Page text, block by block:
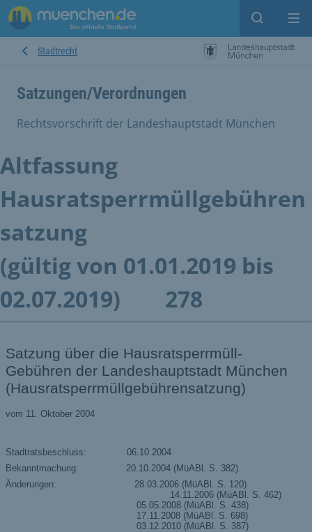
Suche
Stadtrecht
Satzungen/Verordnungen
Rechtsvorschrift der Landeshauptstadt München
Altfassung
Hausratsperrmüllgebühren
satzung
(gültig von 01.01.2019 bis
02.07.2019)
278